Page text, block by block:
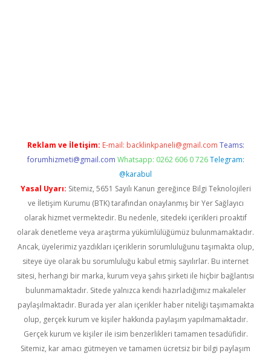
Reklam ve İletişim: E-mail: backlinkpaneli@gmail.com Teams:
forumhizmeti@gmail.com Whatsapp: 0262 606 0 726 Telegram:
@karabul
Yasal Uyarı: Sitemiz, 5651 Sayılı Kanun gereğince Bilgi Teknolojileri
ve İletişim Kurumu (BTK) tarafından onaylanmış bir Yer Sağlayıcı
olarak hizmet vermektedir. Bu nedenle, sitedeki içerikleri proaktif
olarak denetleme veya araştırma yükümlülüğümüz bulunmamaktadır.
Ancak, üyelerimiz yazdıkları içeriklerin sorumluluğunu taşımakta olup,
siteye üye olarak bu sorumluluğu kabul etmiş sayılırlar. Bu internet
sitesi, herhangi bir marka, kurum veya şahıs şirketi ile hiçbir bağlantısı
bulunmamaktadır. Sitede yalnızca kendi hazırladığımız makaleler
paylaşılmaktadır. Burada yer alan içerikler haber niteliği taşımamakta
olup, gerçek kurum ve kişiler hakkında paylaşım yapılmamaktadır.
Gerçek kurum ve kişiler ile isim benzerlikleri tamamen tesadüfidir.
Sitemiz, kar amacı gütmeyen ve tamamen ücretsiz bir bilgi paylaşım